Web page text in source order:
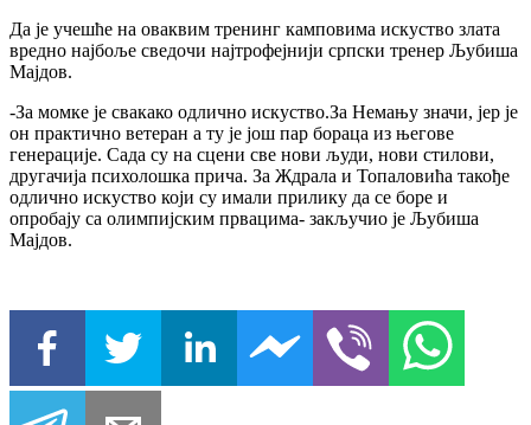
Да је учешће на оваквим тренинг камповима искуство злата
вредно најбоље сведочи најтрофејнији српски тренер Љубиша
Мајдов.
-За момке је свакако одлично искуство.За Немању значи, јер је
он практично ветеран а ту је још пар бораца из његове
генерације. Сада су на сцени све нови људи, нови стилови,
другачија психолошка прича. За Ждрала и Топаловића такође
одлично искуство који су имали прилику да се боре и
опробају са олимпијским првацима- закључио је Љубиша
Мајдов.